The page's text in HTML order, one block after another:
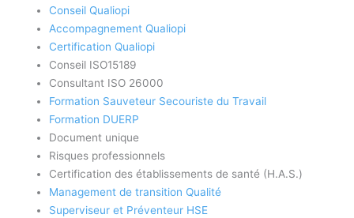
Conseil Qualiopi
Accompagnement Qualiopi
Certification Qualiopi
Conseil ISO15189
Consultant ISO 26000
Formation Sauveteur Secouriste du Travail
Formation DUERP
Document unique
Risques professionnels
Certification des établissements de santé (H.A.S.)
Management de transition Qualité
Superviseur et Préventeur HSE